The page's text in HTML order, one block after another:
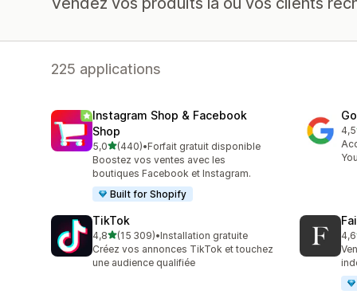
225 applications
Instagram Shop & Facebook
Shop
5,0étoile(s) sur 5
(440)
440 avis au total
•Forfait gratuit disponible
Boostez vos ventes avec les
boutiques Facebook et Instagram.
Built for Shopify
4,5
TikTok
4,8étoile(s) sur 5
(15 309)
15309 avis au total
•Installation gratuite
Créez vos annonces TikTok et touchez
une audience qualifiée
4,6